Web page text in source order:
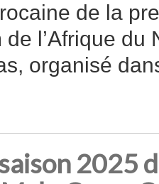
de la
l’Afrique du
organisé
2025